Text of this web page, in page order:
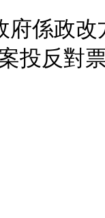
府係政
投反對